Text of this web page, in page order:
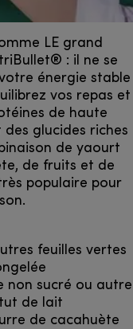
LE grand
: il ne se
énergie stable
vos repas et
de haute
glucides riches
de yaourt
de fruits et de
populaire pour
feuilles vertes
non sucré ou autre
de lait
de cacahuète